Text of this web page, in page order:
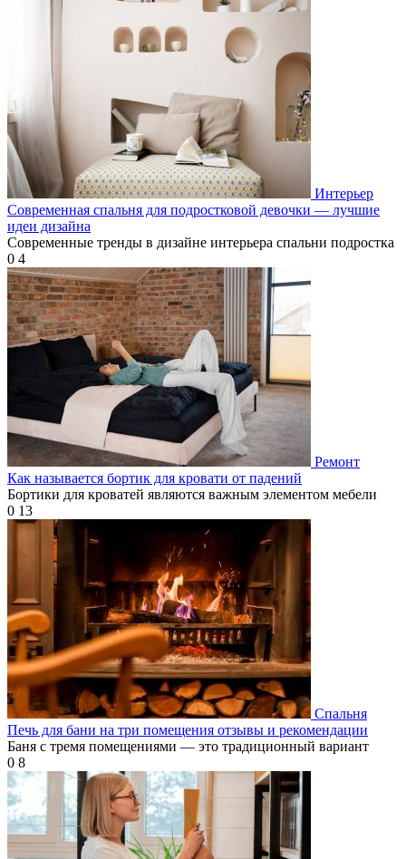
Интерьер
Современная спальня для подростковой девочки — лучшие
идеи дизайна
Современные тренды в дизайне интерьера спальни подростка
0 4
Ремонт
Как называется бортик для кровати от падений
Бортики для кроватей являются важным элементом мебели
0 13
Спальня
Печь для бани на три помещения отзывы и рекомендации
Баня с тремя помещениями — это традиционный вариант
0 8